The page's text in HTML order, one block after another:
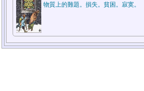
物質上的難題。損失。貧困。寂寞。